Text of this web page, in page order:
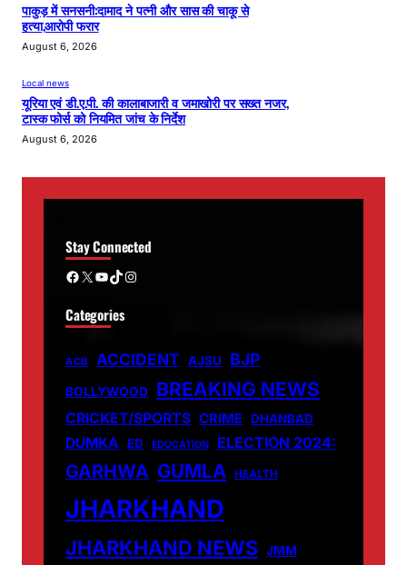
पाकुड़ में सनसनी:दामाद ने पत्नी और सास की चाकू से
हत्या,आरोपी फरार
August 6, 2026
Local news
यूरिया एवं डी.ए.पी. की कालाबाजारी व जमाखोरी पर सख्त नजर,
टास्क फोर्स को नियमित जांच के निर्देश
August 6, 2026
Stay Connected
Facebook X YouTube TikTok Instagram
Categories
ACB ACCIDENT AJSU BJP
BOLLYWOOD BREAKING NEWS
CRICKET/SPORTS CRIME DHANBAD
DUMKA ED EDUCATION ELECTION 2024:
GARHWA GUMLA HEALTH
JHARKHAND
JHARKHAND NEWS JMM